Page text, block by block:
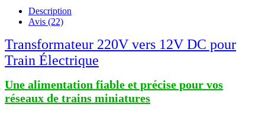
Description
Avis (22)
Transformateur 220V vers 12V DC pour
Train Électrique
Une alimentation fiable et précise pour vos
réseaux de trains miniatures